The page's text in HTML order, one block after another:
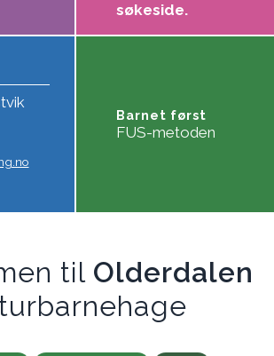
søkeside.
Barnet først
FUS-metoden
til Olderdalen